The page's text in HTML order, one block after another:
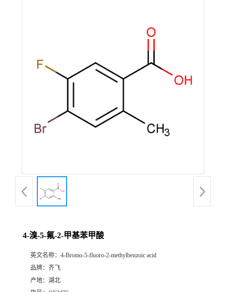
联
4-溴-5-氟-2-甲基苯甲酸
英文名称： 4-Bromo-5-fluoro-2-methylbenzoic acid
品牌： 齐飞
产地： 湖北